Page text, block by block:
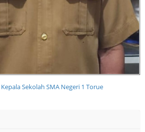
Sekolah SMA Negeri 1 Torue